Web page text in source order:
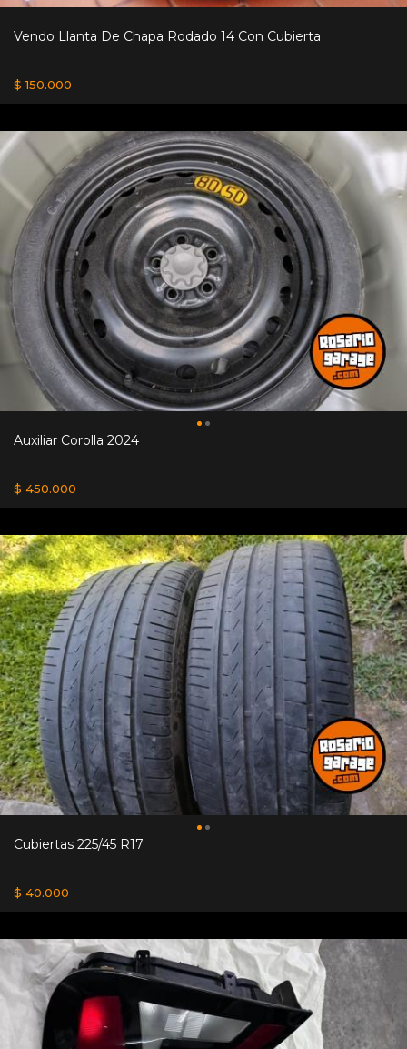
Vendo Llanta De Chapa Rodado 14 Con Cubierta
$ 150.000
Auxiliar Corolla 2024
$ 450.000
Cubiertas 225/45 R17
$ 40.000